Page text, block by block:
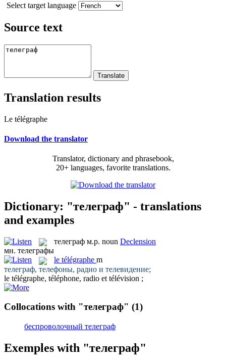
Select target language
Source text
Translation results
Le télégraphe
Download the translator
Translator, dictionary and phrasebook,
20+ languages, favorite translations.
Dictionary: "телеграф" - translations
and examples
телеграф м.р. noun Declension
мн. телеграфы
le télégraphe m
телеграф, телефоны, радио и телевидение;
le télégraphe, téléphone, radio et télévision ;
Collocations with "телеграф" (1)
беспроволочный телеграф
Exemples with "телеграф"